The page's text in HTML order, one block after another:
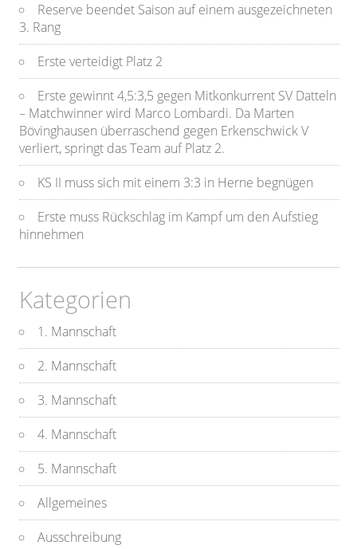
Reserve beendet Saison auf einem ausgezeichneten
3. Rang
Erste verteidigt Platz 2
Erste gewinnt 4,5:3,5 gegen Mitkonkurrent SV Datteln
– Matchwinner wird Marco Lombardi. Da Marten
Bövinghausen überraschend gegen Erkenschwick V
verliert, springt das Team auf Platz 2.
KS II muss sich mit einem 3:3 in Herne begnügen
Erste muss Rückschlag im Kampf um den Aufstieg
hinnehmen
Kategorien
1. Mannschaft
2. Mannschaft
3. Mannschaft
4. Mannschaft
5. Mannschaft
Allgemeines
Ausschreibung